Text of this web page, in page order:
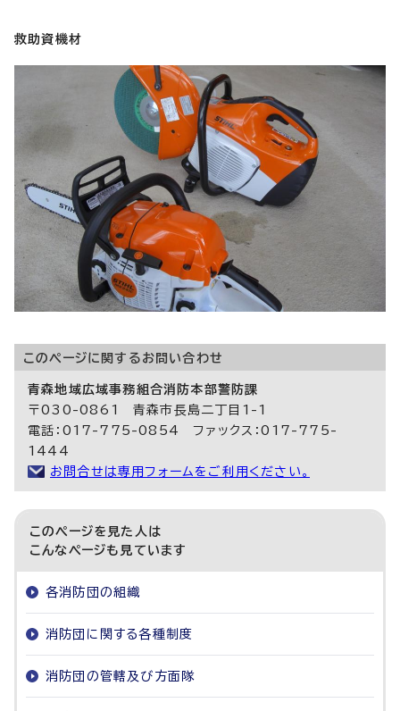
救助資機材
このページに関する お問い合わせ
青森地域広域事務組合消防本部警防課
〒030-0861 青森市長島二丁目1-1
電話：017-775-0854 ファックス：017-775-
1444
お問合せは専用フォームをご利用ください。
このページを見た人は
こんなページも見ています
各消防団の組織
消防団に関する各種制度
消防団の管轄及び方面隊